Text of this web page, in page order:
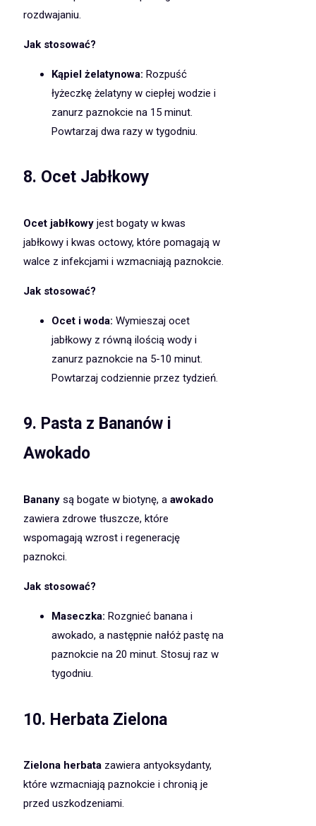
rozdwajaniu.
Jak stosować?
Kąpiel żelatynowa: Rozpuść
łyżeczkę żelatyny w ciepłej wodzie i
zanurz paznokcie na 15 minut.
Powtarzaj dwa razy w tygodniu.
8. Ocet Jabłkowy
Ocet jabłkowy jest bogaty w kwas
jabłkowy i kwas octowy, które pomagają w
walce z infekcjami i wzmacniają paznokcie.
Jak stosować?
Ocet i woda: Wymieszaj ocet
jabłkowy z równą ilością wody i
zanurz paznokcie na 5-10 minut.
Powtarzaj codziennie przez tydzień.
9. Pasta z Bananów i
Awokado
Banany są bogate w biotynę, a awokado
zawiera zdrowe tłuszcze, które
wspomagają wzrost i regenerację
paznokci.
Jak stosować?
Maseczka: Rozgnieć banana i
awokado, a następnie nałóż pastę na
paznokcie na 20 minut. Stosuj raz w
tygodniu.
10. Herbata Zielona
Zielona herbata zawiera antyoksydanty,
które wzmacniają paznokcie i chronią je
przed uszkodzeniami.